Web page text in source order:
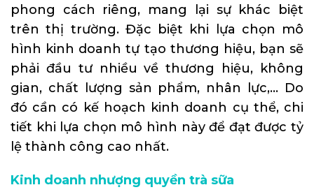
phong cách riêng, mang lại sự khác biệt
trên thị trường. Đặc biệt khi lựa chọn mô
hình kinh doanh tự tạo thương hiệu, bạn sẽ
phải đầu tư nhiều về thương hiệu, không
gian, chất lượng sản phẩm, nhân lực,… Do
đó cần có kế hoạch kinh doanh cụ thể, chi
tiết khi lựa chọn mô hình này để đạt được tỷ
lệ thành công cao nhất.
Kinh doanh nhượng quyền trà sữa